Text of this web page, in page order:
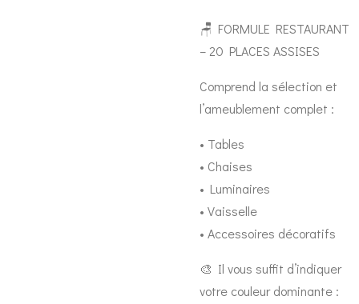
🪑 FORMULE RESTAURANT
– 20 PLACES ASSISES
Comprend la sélection et
l’ameublement complet :
• Tables
• Chaises
• Luminaires
• Vaisselle
• Accessoires décoratifs
🎨 Il vous suffit d’indiquer
votre couleur dominante :